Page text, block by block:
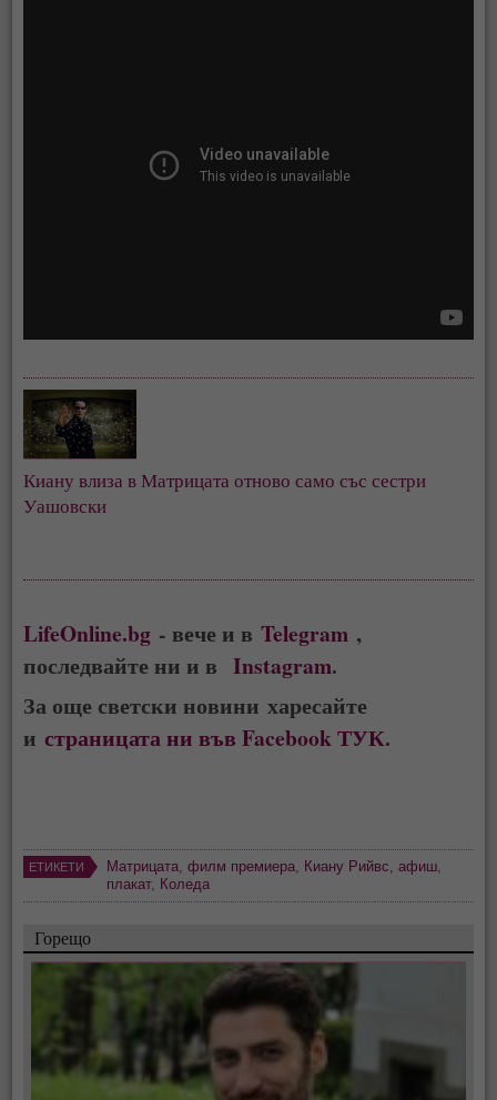
Киану влиза в Матрицата отново само със сестри
Уашовски
LifeOnline.bg - вече и вTelegram ,
последвайте ни и вInstagram.
За още светски новини харесайте
истраницата ни във Facebook ТУК.
ЕТИКЕТИ Матрицата ,филм премиера Киану Рийвс ,афиш
плакат, Коледа
Горещо